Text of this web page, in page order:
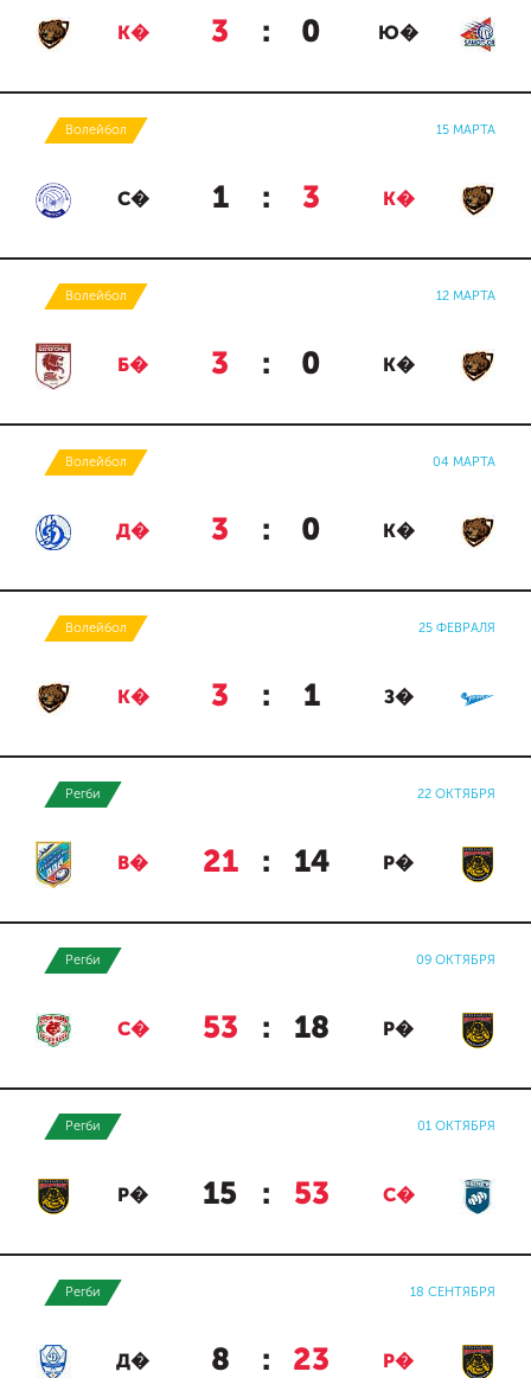
К� 3 : 0 Ю�
Волейбол 15 МАРТА
С� 1 : 3 К�
Волейбол 12 МАРТА
Б� 3 : 0 К�
Волейбол 04 МАРТА
Д� 3 : 0 К�
Волейбол 25 ФЕВРАЛЯ
К� 3 : 1 З�
Регби 22 ОКТЯБРЯ
В� 21 : 14 Р�
Регби 09 ОКТЯБРЯ
С� 53 : 18 Р�
Регби 01 ОКТЯБРЯ
Р� 15 : 53 С�
Регби 18 СЕНТЯБРЯ
Д� 8 : 23 Р�